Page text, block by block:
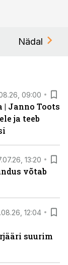
Nädal
09:00
| Janno Toots
ja teeb
13:20
võtab
12:04
suurim